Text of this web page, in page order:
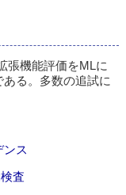
張機能評価をMLに
る。多数の追試に
ンス
査